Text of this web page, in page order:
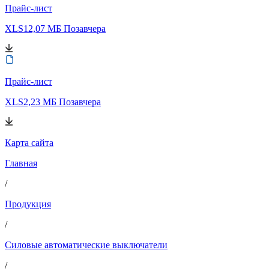
Прайс-лист
XLS12,07 МБ Позавчера
Прайс-лист
XLS2,23 МБ Позавчера
Карта сайта
Главная
/
Продукция
/
Силовые автоматические выключатели
/